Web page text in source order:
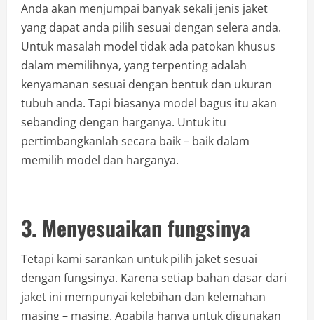
Anda akan menjumpai banyak sekali jenis jaket
yang dapat anda pilih sesuai dengan selera anda.
Untuk masalah model tidak ada patokan khusus
dalam memilihnya, yang terpenting adalah
kenyamanan sesuai dengan bentuk dan ukuran
tubuh anda. Tapi biasanya model bagus itu akan
sebanding dengan harganya. Untuk itu
pertimbangkanlah secara baik – baik dalam
memilih model dan harganya.
3. Menyesuaikan fungsinya
Tetapi kami sarankan untuk pilih jaket sesuai
dengan fungsinya. Karena setiap bahan dasar dari
jaket ini mempunyai kelebihan dan kelemahan
masing – masing. Apabila hanya untuk digunakan